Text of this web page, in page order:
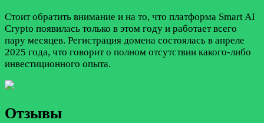
Стоит обратить внимание и на то, что платформа Smart AI
Crypto появилась только в этом году и работает всего
пару месяцев. Регистрация домена состоялась в апреле
2025 года, что говорит о полном отсутствии какого-либо
инвестиционного опыта.
Отзывы